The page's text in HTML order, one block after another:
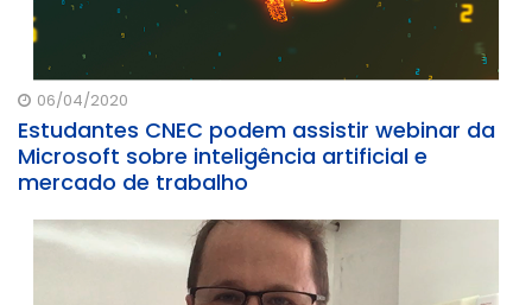
06/04/2020
Estudantes CNEC podem assistir webinar da
Microsoft sobre inteligência artificial e
mercado de trabalho